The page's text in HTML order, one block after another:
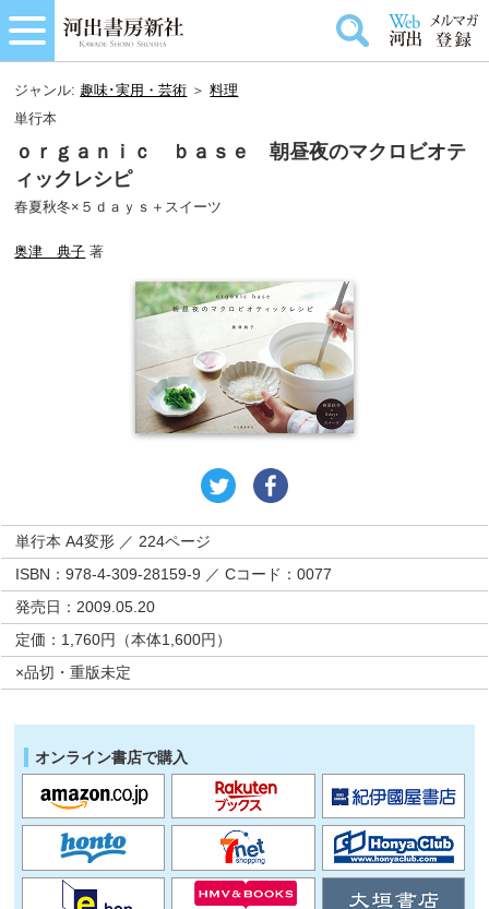
ジャンル: 趣味･実用・芸術 ＞料理
単行本
ｏｒｇａｎｉｃ ｂａｓｅ 朝昼夜のマクロビオテ
ィックレシピ
春夏秋冬×５ｄａｙｓ＋スイーツ
奥津 典子 著
単行本 A4変形 ／ 224ページ
ISBN：978-4-309-28159-9 ／ Cコード：0077
発売日：2009.05.20
定価：1,760円（本体1,600円）
×品切・重版未定
オンライン書店で購入